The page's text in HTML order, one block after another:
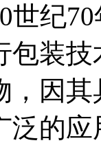
世纪
包装
，因
泛的